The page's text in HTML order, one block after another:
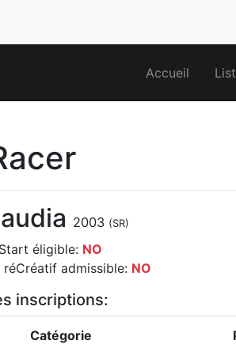
Accueil
2003 (SR)
éligible: NO
admissible: NO
inscriptions:
Catégorie